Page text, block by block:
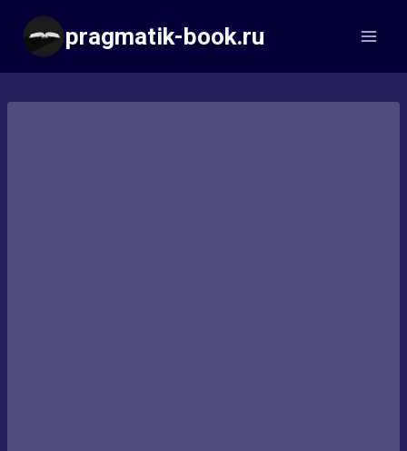
Перейти
содержимому
pragmatik-book.ru